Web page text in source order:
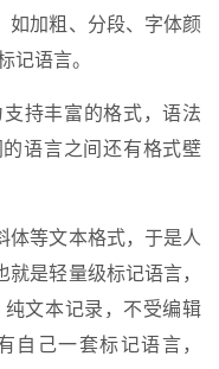
如加粗、分段、字体颜
记语言。
持丰富的格式，语法
语言之间还有格式壁
体等文本格式，于是人
是轻量级标记语言，
文本记录，不受编辑
自己一套标记语言，